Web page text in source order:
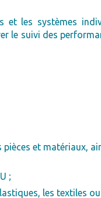
et les systèmes
le suivi des
et matériaux,
;
les textiles ou